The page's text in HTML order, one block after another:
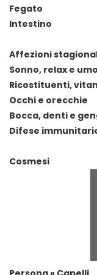
Fegato
Intestino
Affezioni
Sonno, relax e
Ricostituenti,
Occhi e orecchie
Bocca, denti e
Difese
Cosmesi